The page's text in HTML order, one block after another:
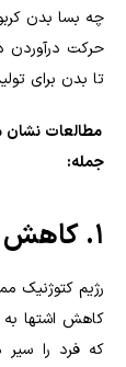
چه بسا بدن
حرکت درآوردن
تا بدن برای
مطالعات نشان
جمله:
1. کاهش وزن
رژیم کتوژنیک
کاهش اشتها
که فرد را